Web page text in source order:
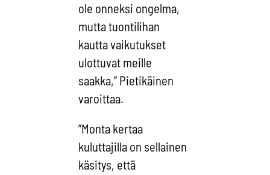
ole onneksi ongelma,
mutta tuontilihan
kautta vaikutukset
ulottuvat meille
saakka,” Pietikäinen
varoittaa.
”Monta kertaa
kuluttajilla on sellainen
käsitys, että